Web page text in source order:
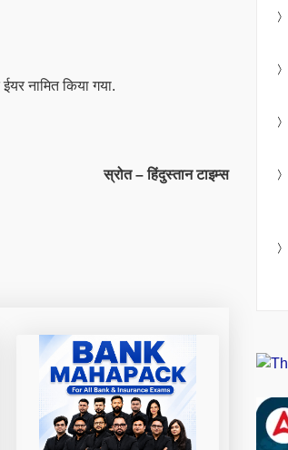
नामित किया गया.
स्रोत – हिंदुस्तान टाइम्स